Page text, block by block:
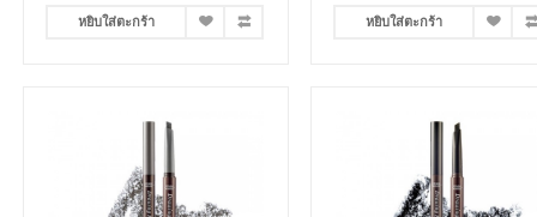
หยิบใส่ตะกร้า หยิบใส่ตะกร้า